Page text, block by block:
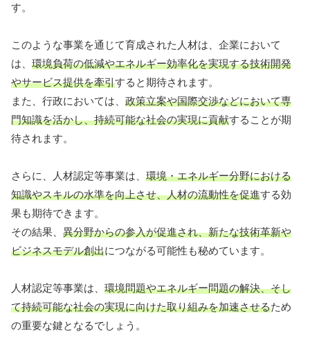
す。
このような事業を通じて育成された人材は、企業において
は、 環境負荷の低減やエネルギー効率化を実現する技術開発
やサービス提供を牽引すると期待されます。
また、行政においては、 政策立案や国際交渉などにおいて専
門知識を活かし、持続可能な社会の実現に貢献することが期
待されます。
さらに、人材認定等事業は、 環境・エネルギー分野における
知識やスキルの水準を向上させ、人材の流動性を促進する効
果も期待できます。
その結果、 異分野からの参入が促進され、新たな技術革新や
ビジネスモデル創出につながる可能性も秘めています。
人材認定等事業は、 環境問題やエネルギー問題の解決、そし
て持続可能な社会の実現に向けた取り組みを加速させるため
の重要な鍵となるでしょう。